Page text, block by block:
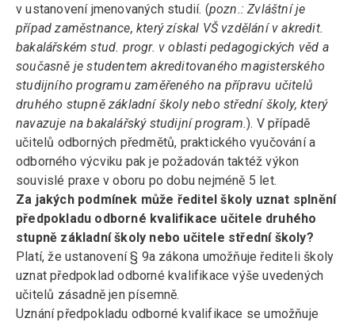
v ustanovení jmenovaných studií. (pozn.: Zvláštní je
případ zaměstnance, který získal VŠ vzdělání v akredit.
bakalářském stud. progr. v oblasti pedagogických věd a
současně je studentem akreditovaného magisterského
studijního programu zaměřeného na přípravu učitelů
druhého stupně základní školy nebo střední školy, který
navazuje na bakalářský studijní program.). V případě
učitelů odborných předmětů, praktického vyučování a
odborného výcviku pak je požadován taktéž výkon
souvislé praxe v oboru po dobu nejméně 5 let.
Za jakých podmínek může ředitel školy uznat splnění
předpokladu odborné kvalifikace učitele druhého
stupně základní školy nebo učitele střední školy?
Platí, že ustanovení § 9a zákona umožňuje řediteli školy
uznat předpoklad odborné kvalifikace výše uvedených
učitelů zásadně jen písemně.
Uznání předpokladu odborné kvalifikace se umožňuje